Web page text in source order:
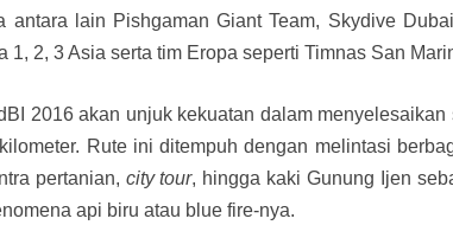
antara lain Pishgaman Giant Team, Skydive
1, 2, 3 Asia serta tim Eropa seperti Timnas San
2016 akan unjuk kekuatan dalam
Rute ini ditempuh dengan melintasi
pertanian, city tour, hingga kaki Gunung Ijen
api biru atau blue fire-nya.